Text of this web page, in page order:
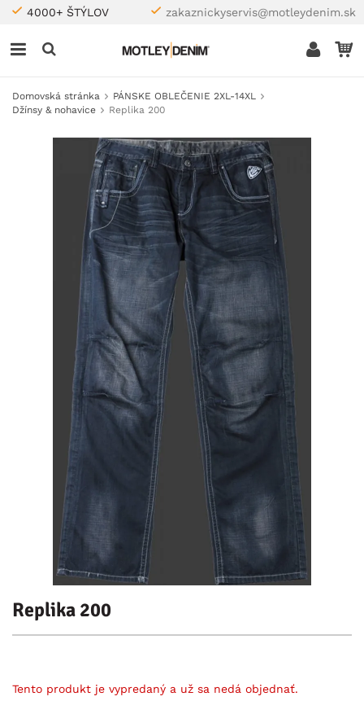
4000+ ŠTÝLOV zakaznickyservis@motleydenim.sk
Domovská stránka
PÁNSKE OBLEČENIE 2XL-14XL
Džínsy & nohavice
Replika 200
Replika 200
Tento produkt je vypredaný a už sa nedá objednať.